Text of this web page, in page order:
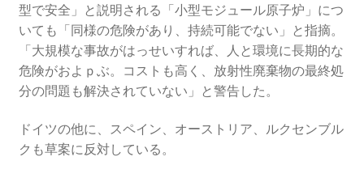
型で安全」と説明される「小型モジュール原子炉」につ
いても「同様の危険があり、持続可能でない」と指摘。
「大規模な事故がはっせいすれば、人と環境に長期的な
危険がおよｐぶ。コストも高く、放射性廃棄物の最終処
分の問題も解決されていない」と警告した。
ドイツの他に、スペイン、オーストリア、ルクセンブル
クも草案に反対している。